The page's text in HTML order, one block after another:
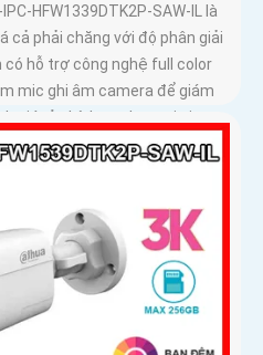
HFW1339DTK2P-SAW-IL là
cả phải chăng với độ phân giải
có hỗ trợ công nghệ full color
mic ghi âm camera để giám
giá rẻ phù hợp cho mọi gia